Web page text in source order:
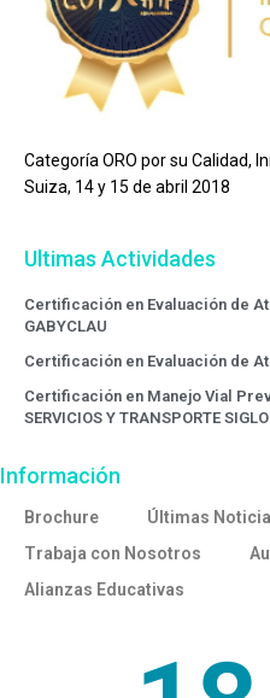
Categoría ORO por su Calidad,
Suiza, 14 y 15 de abril 2018
Ultimas Actividades
Certificación en Evaluación de
GABYCLAU
Certificación en Evaluación de
Certificación en Manejo Vial
SERVICIOS Y TRANSPORTE
Información
Brochure
Últimas
Trabaja con Nosotros
Alianzas Educativas